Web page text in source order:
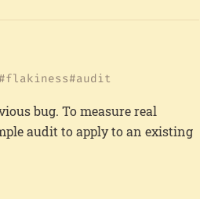
flakiness audit
bug. To measure real
audit to apply to an existing